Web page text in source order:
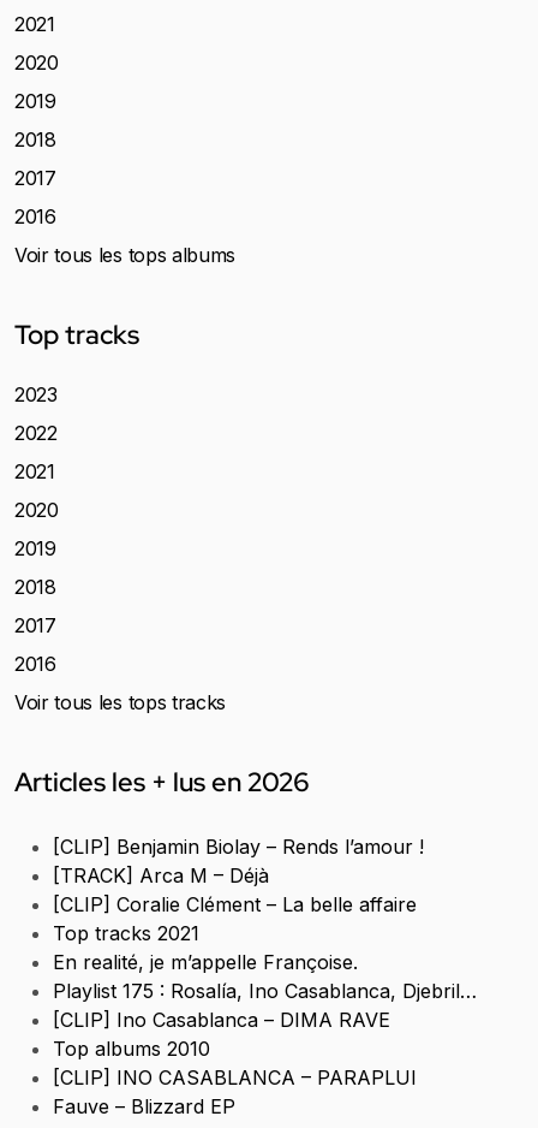
2021
2020
2019
2018
2017
2016
Voir tous les tops albums
Top tracks
2023
2022
2021
2020
2019
2018
2017
2016
Voir tous les tops tracks
Articles les + lus en 2026
[CLIP] Benjamin Biolay – Rends l’amour !
[TRACK] Arca M – Déjà
[CLIP] Coralie Clément – La belle affaire
Top tracks 2021
En realité, je m’appelle Françoise.
Playlist 175 : Rosalía, Ino Casablanca, Djebril…
[CLIP] Ino Casablanca – DIMA RAVE
Top albums 2010
[CLIP] INO CASABLANCA – PARAPLUI
Fauve – Blizzard EP